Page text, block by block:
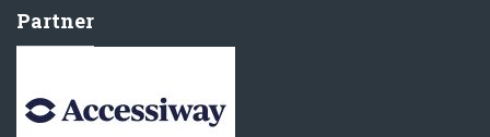
Partner